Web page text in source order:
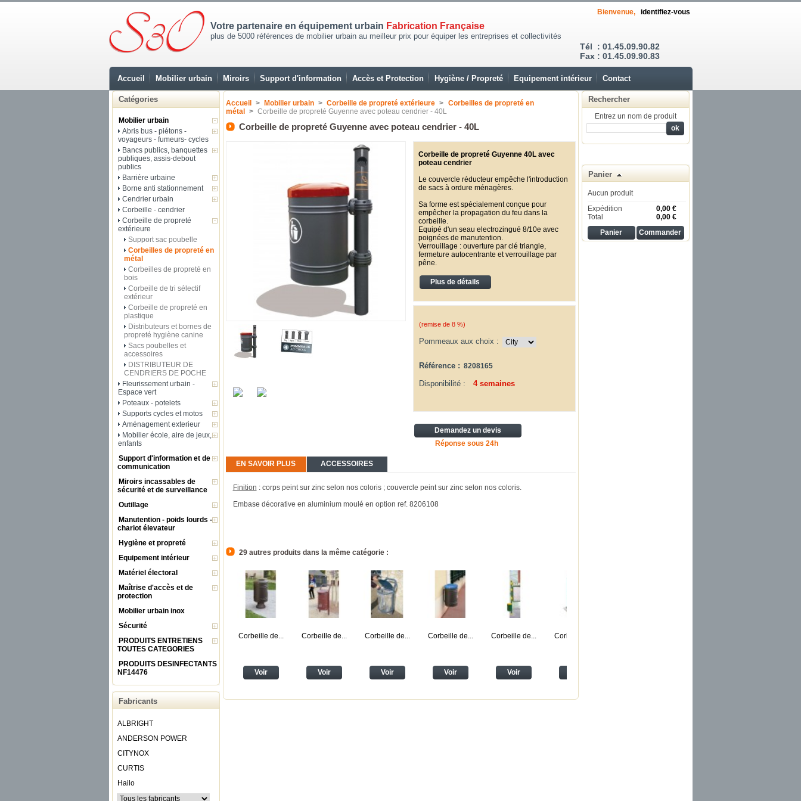
Votre partenaire en équipement urbain Fabrication Française
plus de 5000 références de mobilier urbain au meilleur prix pour équiper les entreprises et collectivités
Tél : 01.45.09.90.82
Fax : 01.45.09.90.83
Bienvenue, identifiez-vous
Accueil Mobilier urbain Miroirs Support d'information Accès et Protection Hygiène / Propreté Equipement intérieur Contact
Catégories
Mobilier urbain
Abris bus - piétons -
voyageurs - fumeurs- cycles
Bancs publics, banquettes
publiques, assis-debout
publics
Barrière urbaine
Borne anti stationnement
Cendrier urbain
Corbeille - cendrier
Corbeille de propreté
extérieure
Support sac poubelle
Corbeilles de propreté en
métal
Corbeilles de propreté en
bois
Corbeille de tri sélectif
extérieur
Corbeille de propreté en
plastique
Distributeurs et bornes de
propreté hygiène canine
Sacs poubelles et
accessoires
DISTRIBUTEUR DE
CENDRIERS DE POCHE
Fleurissement urbain -
Espace vert
Poteaux - potelets
Supports cycles et motos
Aménagement exterieur
Mobilier école, aire de jeux,
enfants
Support d'information et de
communication
Miroirs incassables de
sécurité et de surveillance
Outillage
Manutention - poids lourds -
chariot élevateur
Hygiène et propreté
Equipement intérieur
Matériel électoral
Maîtrise d'accès et de
protection
Mobilier urbain inox
Sécurité
PRODUITS ENTRETIENS
TOUTES CATEGORIES
PRODUITS DESINFECTANTS
NF14476
Fabricants
ALBRIGHT
ANDERSON POWER
CITYNOX
CURTIS
Hailo
Accueil > Mobilier urbain > Corbeille de propreté extérieure > Corbeilles de propreté en
métal
> Corbeille de propreté Guyenne avec poteau cendrier - 40L
Corbeille de propreté Guyenne avec poteau cendrier - 40L
Corbeille de propreté Guyenne 40L avec
poteau cendrier
Le couvercle réducteur empêche l'introduction
de sacs à ordure ménagères.
Sa forme est spécialement conçue pour
empêcher la propagation du feu dans la
corbeille.
Equipé d'un seau electrozingué 8/10e avec
poignées de manutention.
Verrouillage : ouverture par clé triangle,
fermeture autocentrante et verrouillage par
pêne.
Plus de détails
(remise de 8%)
Pommeaux aux choix :
Référence : 8208165
Disponibilité : 4 semaines
Demandez un devis
Réponse sous 24h
EN SAVOIR PLUS ACCESSOIRES
Finition : corps peint sur zinc selon nos coloris ; couvercle peint sur zinc selon nos coloris.
Embase décorative en aluminium moulé en option ref. 8206108
29 autres produits dans la même catégorie :
Corbeille de...
Voir
Corbeille de...
Voir
Corbeille de...
Voir
Corbeille de...
Voir
Corbeille de...
Voir
Corbeille de...
Rechercher
Entrez un nom de produit
Panier
Aucun produit
Expédition
0,00 €
Total
0,00 €
Panier
Commander